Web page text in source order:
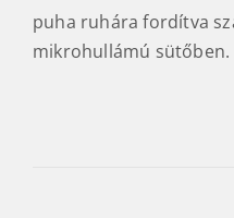
puha ruhára fordítva
mikrohullámú sütőben.